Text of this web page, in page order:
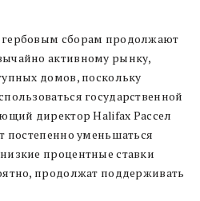
сборам продолжают
активному рынку,
домов, поскольку
государственной
директор Halifax Рассел
постепенно уменьшаться
процентные ставки
продолжат поддерживать